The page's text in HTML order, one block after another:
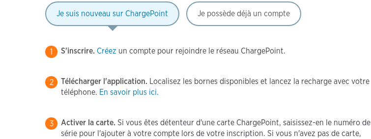
Je suis nouveau sur ChargePoint Je possède déjà un compte
1 S'inscrire. Créez un compte pour rejoindre le réseau ChargePoint.
2 Télécharger l'application. Localisez les bornes disponibles et lancez la recharge avec votre
téléphone. En savoir plus ici.
3 Activer la carte. Si vous êtes détenteur d'une carte ChargePoint, saisissez-en le numéro de
série pour l'ajouter à votre compte lors de votre inscription. Si vous n'avez pas de carte,